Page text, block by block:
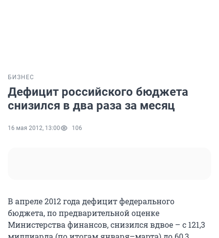
БИЗНЕС
Дефицит российского бюджета
снизился в два раза за месяц
16 мая 2012, 13:00 106
В апреле 2012 года дефицит федерального
бюджета, по предварительной оценке
Министерства финансов, снизился вдвое – с 121,3